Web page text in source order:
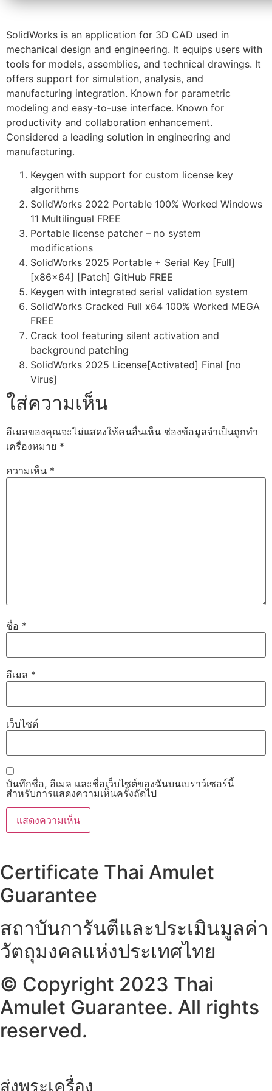
SolidWorks is an application for 3D CAD used in
mechanical design and engineering. It equips users with
tools for models, assemblies, and technical drawings. It
offers support for simulation, analysis, and
manufacturing integration. Known for parametric
modeling and easy-to-use interface. Known for
productivity and collaboration enhancement.
Considered a leading solution in engineering and
manufacturing.
Keygen with support for custom license key
algorithms
SolidWorks 2022 Portable 100% Worked Windows
11 Multilingual FREE
Portable license patcher – no system
modifications
SolidWorks 2025 Portable + Serial Key [Full]
[x86x64] [Patch] GitHub FREE
Keygen with integrated serial validation system
SolidWorks Cracked Full x64 100% Worked MEGA
FREE
Crack tool featuring silent activation and
background patching
SolidWorks 2025 License[Activated] Final [no
Virus]
ใส่ความเห็น
อีเมลของคุณจะไม่แสดงให้คนอื่นเห็น ช่องข้อมูลจำเป็นถูกทำ
เครื่องหมาย *
ความเห็น *
ชื่อ *
อีเมล *
เว็บไซต์
บันทึกชื่อ, อีเมล และชื่อเว็บไซต์ของฉันบนเบราว์เซอร์นี้
สำหรับการแสดงความเห็นครั้งถัดไป
Certificate Thai Amulet
Guarantee
สถาบันการันตีและประเมินมูลค่า
วัตถุมงคลแห่งประเทศไทย
© Copyright 2023 Thai
Amulet Guarantee. All rights
reserved.
ส่งพระเครื่อง